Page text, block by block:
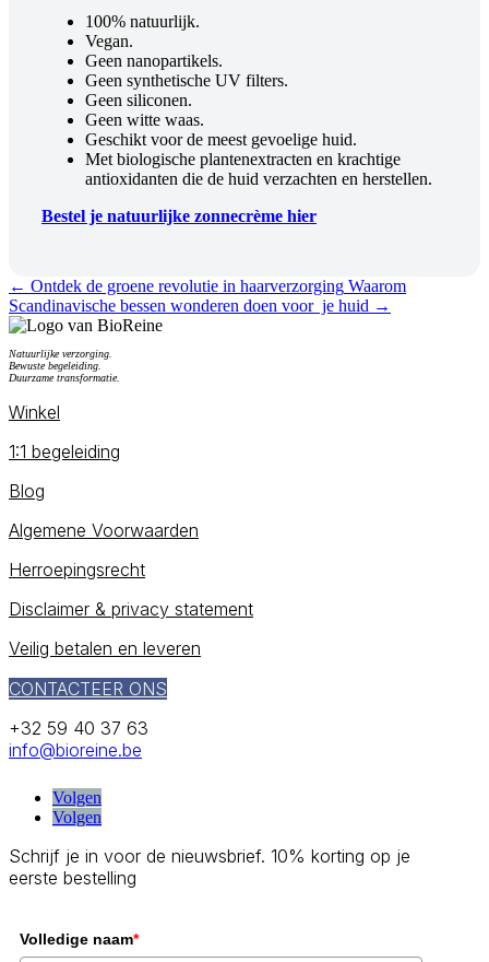
100% natuurlijk.
Vegan.
Geen nanopartikels.
Geen synthetische UV filters.
Geen siliconen.
Geen witte waas.
Geschikt voor de meest gevoelige huid.
Met biologische plantenextracten en krachtige
antioxidanten die de huid verzachten en herstellen.
Bestel je natuurlijke zonnecrème hier
← Ontdek de groene revolutie in haarverzorging Waarom
Scandinavische bessen wonderen doen voor je huid →
Natuurlijke verzorging.
Bewuste begeleiding.
Duurzame transformatie.
Winkel
1:1 begeleiding
Blog
Algemene Voorwaarden
Herroepingsrecht
Disclaimer & privacy statement
Veilig betalen en leveren
CONTACTEER ONS
+32 59 40 37 63
info@bioreine.be
Volgen
Volgen
Schrijf je in voor de nieuwsbrief. 10% korting op je
eerste bestelling
Volledige naam*